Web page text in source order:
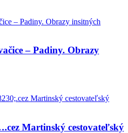
– Padiny. Obrazy
Martinský cestovateľský